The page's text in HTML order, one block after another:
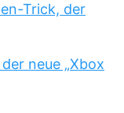
Trick, der
neue „Xbox